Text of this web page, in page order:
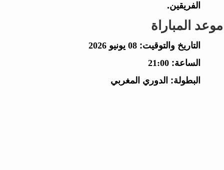
الفريقين.
موعد المباراة
التاريخ والتوقيت: 08 يونيو 2026
الساعة: 21:00
البطولة: الدوري المغربي